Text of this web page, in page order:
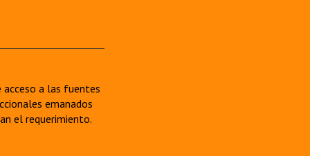
acceso a las fuentes
emanados
el requerimiento.